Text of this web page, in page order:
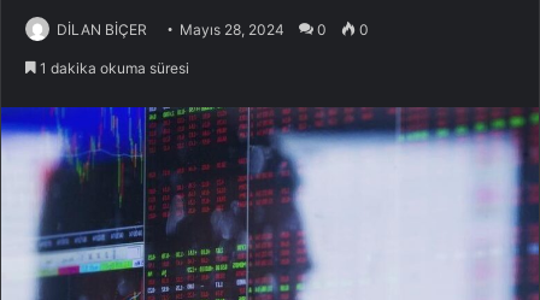
DİLAN BİÇER Mayıs 28, 2024 0 0
1 dakika okuma süresi